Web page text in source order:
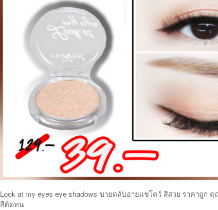
Look at my eyes eye shadows ขายตลับอายแชโดว์ สีสวย ราคาถูก
สีติดทน